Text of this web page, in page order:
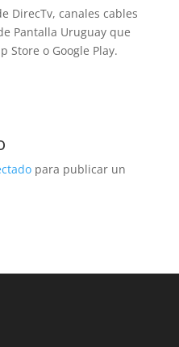
DirecTv, canales cables
Pantalla Uruguay que
Store o Google Play.
para publicar un